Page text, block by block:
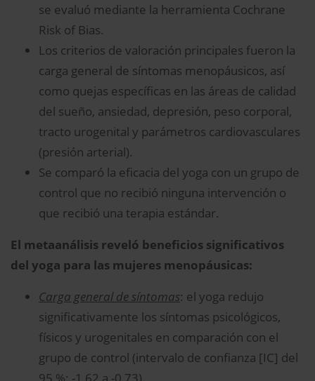
se evaluó mediante la herramienta Cochrane
Risk of Bias.
Los criterios de valoración principales fueron la
carga general de síntomas menopáusicos, así
como quejas específicas en las áreas de calidad
del sueño, ansiedad, depresión, peso corporal,
tracto urogenital y parámetros cardiovasculares
(presión arterial).
Se comparó la eficacia del yoga con un grupo de
control que no recibió ninguna intervención o
que recibió una terapia estándar.
El metaanálisis reveló beneficios significativos
del yoga para las mujeres menopáusicas:
Carga general de síntomas: el yoga redujo
significativamente los síntomas psicológicos,
físicos y urogenitales en comparación con el
grupo de control (intervalo de confianza [IC] del
95 %: -1,62 a -0,73).